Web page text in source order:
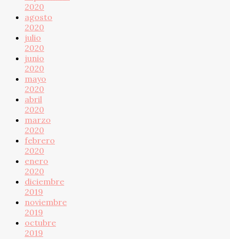
2020
agosto
2020
julio
2020
junio
2020
mayo
2020
abril
2020
marzo
2020
febrero
2020
enero
2020
diciembre
2019
noviembre
2019
octubre
2019